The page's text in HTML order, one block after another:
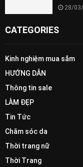
28/
CATEGORIES
Kinh nghiệm mua sắm
HƯỚNG DẪN
Thông tin sale
LÀM ĐẸP
Tin Tức
Chăm sóc da
Thời trang nữ
Thời Trang